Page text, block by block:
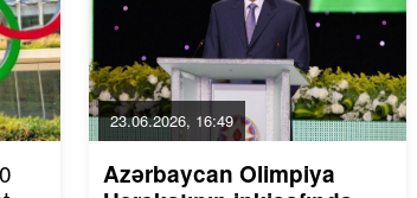
23.06.2026, 16:49
Azərbaycan Olimpiya